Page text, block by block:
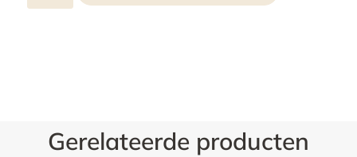
Gerelateerde producten